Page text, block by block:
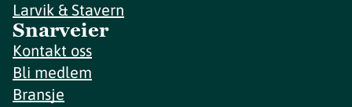
Larvik & Stavern
Snarveier
Kontakt oss
Bli medlem
Bransje